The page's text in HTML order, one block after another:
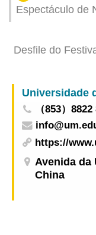
Espectáculo de
Desfile do
gestão do fluxo
Universidade
（853）
https://
Avenida da
China